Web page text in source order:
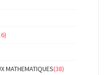
MATHEMATIQUES(38)